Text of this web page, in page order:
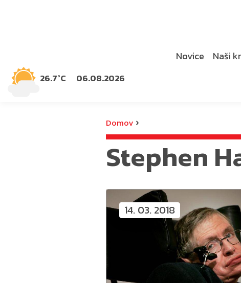
26.7°C 06.08.2026
Novice Naši
Domov ›
Stephen
14. 03. 2018